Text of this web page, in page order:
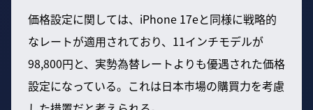
価格設定に関しては、iPhone 17eと同様に戦略的
なレートが適用されており、11インチモデルが
98,800円と、実勢為替レートよりも優遇された価格
設定になっている。これは日本市場の購買力を考慮